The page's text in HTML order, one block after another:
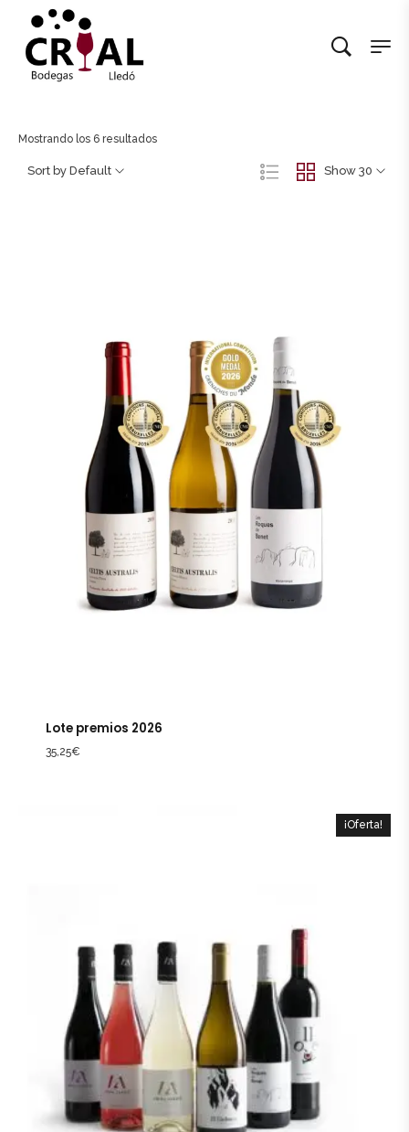
Mostrando los 6 resultados
Show 30
Sort by Default
Lote premios 2026
35,25€
¡Oferta!